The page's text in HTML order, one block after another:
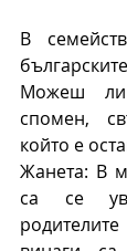
В
Можеш
спомен,
който е
Жанета: В
са се